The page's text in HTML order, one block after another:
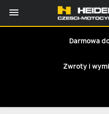

Darmowa
Zwroty i